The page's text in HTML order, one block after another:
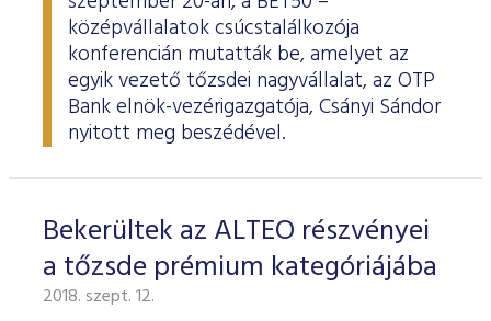
középvállalatok csúcstalálkozója
konferencián mutatták be, amelyet az
egyik vezető tőzsdei nagyvállalat, az OTP
Bank elnök-vezérigazgatója, Csányi Sándor
nyitott meg beszédével.
Bekerültek az ALTEO részvényei
a tőzsde prémium kategóriájába
2018. szept. 12.